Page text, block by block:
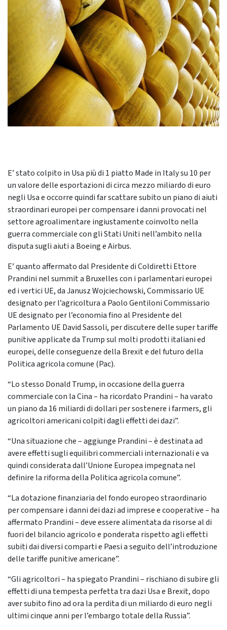
E’ stato colpito in Usa più di 1 piatto Made in Italy su 10 per
un valore delle esportazioni di circa mezzo miliardo di euro
negli Usa e occorre quindi far scattare subito un piano di aiuti
straordinari europei per compensare i danni provocati nel
settore agroalimentare ingiustamente coinvolto nella
guerra commerciale con gli Stati Uniti nell’ambito nella
disputa sugli aiuti a Boeing e Airbus.
E’ quanto affermato dal Presidente di Coldiretti Ettore
Prandini nel summit a Bruxelles con i parlamentari europei
ed i vertici UE, da Janusz Wojciechowski, Commissario UE
designato per l’agricoltura a Paolo Gentiloni Commissario
UE designato per l’economia fino al Presidente del
Parlamento UE David Sassoli, per discutere delle super tariffe
punitive applicate da Trump sul molti prodotti italiani ed
europei, delle conseguenze della Brexit e del futuro della
Politica agricola comune (Pac).
“Lo stesso Donald Trump, in occasione della guerra
commerciale con la Cina – ha ricordato Prandini – ha varato
un piano da 16 miliardi di dollari per sostenere i farmers, gli
agricoltori americani colpiti dagli effetti dei dazi”.
“Una situazione che – aggiunge Prandini – è destinata ad
avere effetti sugli equilibri commerciali internazionali e va
quindi considerata dall’Unione Europea impegnata nel
definire la riforma della Politica agricola comune”.
“La dotazione finanziaria del fondo europeo straordinario
per compensare i danni dei dazi ad imprese e cooperative – ha
affermato Prandini – deve essere alimentata da risorse al di
fuori del bilancio agricolo e ponderata rispetto agli effetti
subiti dai diversi comparti e Paesi a seguito dell’introduzione
delle tariffe punitive americane”.
“Gli agricoltori – ha spiegato Prandini – rischiano di subire gli
effetti di una tempesta perfetta tra dazi Usa e Brexit, dopo
aver subito fino ad ora la perdita di un miliardo di euro negli
ultimi cinque anni per l’embargo totale della Russia”.